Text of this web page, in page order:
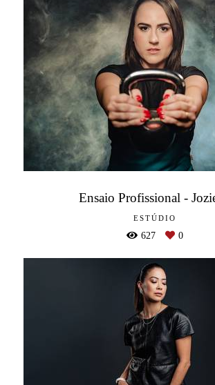
Ensaio Profissional -
ESTÚDIO
627 0